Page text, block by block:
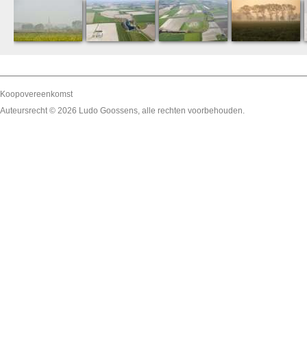
Koopovereenkomst
Auteursrecht © 2026 Ludo Goossens, alle rechten voorbehouden.